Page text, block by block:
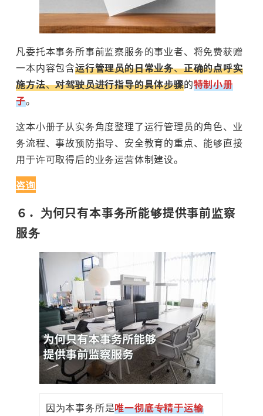
凡委托本事务所事前监察服务的事业者、将免费获赠
一本内容包含运行管理员的日常业务、正确的点呼实
施方法、对驾驶员进行指导的具体步骤的特制小册
子。
这本小册子从实务角度整理了运行管理员的角色、业
务流程、事故预防指导、安全教育的重点、能够直接
用于许可取得后的业务运营体制建设。
咨询
６．为何只有本事务所能够提供事前监察
服务
因为本事务所是唯一彻底专精于运输